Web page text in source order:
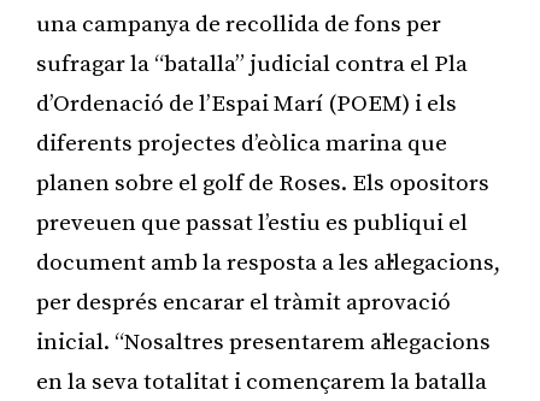
una campanya de recollida de fons per
sufragar la “batalla” judicial contra el Pla
d’Ordenació de l’Espai Marí (POEM) i els
diferents projectes d’eòlica marina que
planen sobre el golf de Roses. Els opositors
preveuen que passat l’estiu es publiqui el
document amb la resposta a les al·legacions,
per després encarar el tràmit aprovació
inicial. “Nosaltres presentarem al·legacions
en la seva totalitat i començarem la batalla